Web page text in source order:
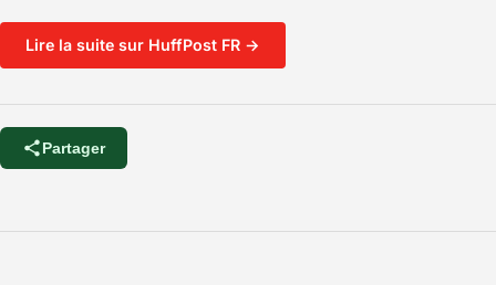
Lire la suite sur HuffPost FR →
Partager